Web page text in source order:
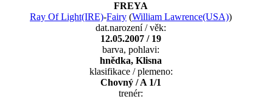
FREYA
Ray Of Light(IRE)-Fairy (William Lawrence(USA))
dat.narození / věk:
12.05.2007 / 19
barva, pohlavi:
hnědka, Klisna
klasifikace / plemeno:
Chovný / A 1/1
trenér: